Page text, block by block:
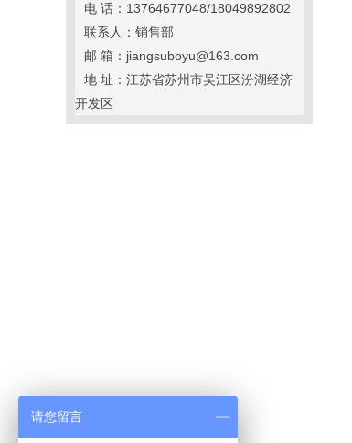
电 话：13764677048/18049892802
联系人：销售部
邮 箱：jiangsuboyu@163.com
地 址：江苏省苏州市吴江区汾湖经济
开发区
请您留言